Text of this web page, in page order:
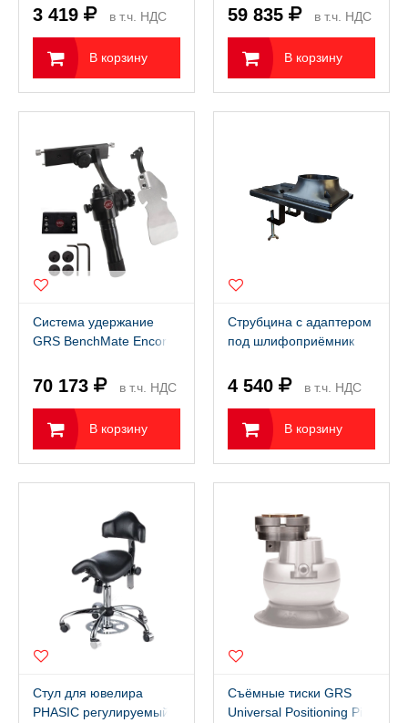
другого инструмента
3 419 в т.ч. НДС
В корзину
планками ласточкин
59 835 в т.ч. НДС
В корзину
Система удержание
GRS BenchMate Encore
70 173 в т.ч. НДС
В корзину
Струбцина с адаптером
под шлифоприёмник
воздуховода 50мм
4 540 в т.ч. НДС
В корзину
Стул для ювелира
PHASIC регулируемый в
Съёмные тиски GRS
Universal Positioning Pin